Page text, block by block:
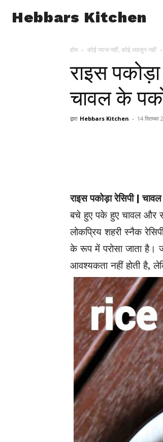
Hebbars Kitchen
होम कोई प्याज नहीं, कोई लहसुन नहीं
राइस
चावल के
द्वारा Hebbars Kitchen - 14 सितम्बर
राइस पकोड़ा रेसिपी |
बचे हुए पके हुए चावल और
लोकप्रिय शहरी स्नैक
के रूप में परोसा जाता है।
आवश्यकता नहीं होती है,